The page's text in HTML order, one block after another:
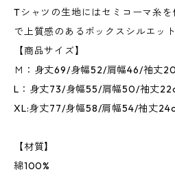
Tシャツの生地にはセミコーマ糸
で上質感のあるボックスシルエッ
【商品サイズ】
Ｍ：身丈69/身幅52/肩幅46/袖丈
L：身丈73/身幅55/肩幅50/袖丈
XL:身丈77/身幅58/肩幅54/袖丈
【材質】
綿100%